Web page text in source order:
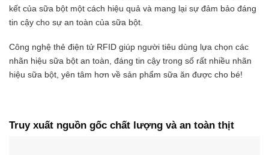
kết của sữa bột một cách hiệu quả và mang lại sự đảm bảo đáng
tin cậy cho sự an toàn của sữa bột.
Công nghệ thẻ điện tử RFID giúp người tiêu dùng lựa chọn các
nhãn hiệu sữa bột an toàn, đáng tin cậy trong số rất nhiều nhãn
hiệu sữa bột, yên tâm hơn về sản phẩm sữa ăn được cho bé!
Truy xuất nguồn gốc chất lượng và an toàn thịt